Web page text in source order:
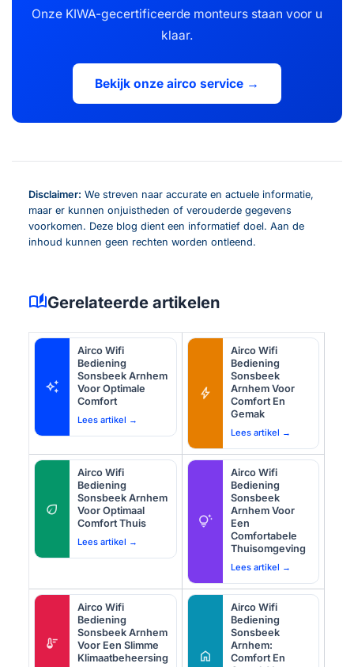
Onze KIWA-gecertificeerde monteurs staan voor u
klaar.
Bekijk onze airco service →
Disclaimer: We streven naar accurate en actuele informatie,
maar er kunnen onjuistheden of verouderde gegevens
voorkomen. Deze blog dient een informatief doel. Aan de
inhoud kunnen geen rechten worden ontleend.
auto_storiesGerelateerde artikelen
auto_awesome
Airco Wifi
Bediening
Sonsbeek Arnhem
Voor Optimale
Comfort
Lees artikel →
bolt
Airco Wifi
Bediening
Sonsbeek
Arnhem Voor
Comfort En
Gemak
Lees artikel →
eco
Airco Wifi
Bediening
Sonsbeek Arnhem
Voor Optimaal
Comfort Thuis
Lees artikel →
tips_and_updates
Airco Wifi
Bediening
Sonsbeek
Arnhem Voor
Een
Comfortabele
Thuisomgeving
Lees artikel →
thermostat
Airco Wifi
Bediening
Sonsbeek Arnhem
Voor Een Slimme
Klimaatbeheersing
home
Airco Wifi
Bediening
Sonsbeek
Arnhem:
Comfort En